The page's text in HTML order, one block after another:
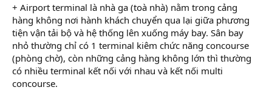
+ Airport terminal là nhà ga (toà nhà) nằm trong cảng
hàng không nơi hành khách chuyển qua lại giữa phương
tiện vận tải bộ và hệ thống lên xuống máy bay. Sân bay
nhỏ thường chỉ có 1 terminal kiêm chức năng concourse
(phòng chờ), còn những cảng hàng không lớn thì thường
có nhiều terminal kết nối với nhau và kết nối multi
concourse.